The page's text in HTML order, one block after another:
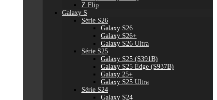
Z Flip
Galaxy S
Série S26
Galaxy S26
Galaxy S26+
Galaxy S26 Ultra
Série S25
Galaxy S25 (S391B)
Galaxy S25 Edge (S937B)
Galaxy 25+
Galaxy S25 Ultra
Série S24
Galaxy S24